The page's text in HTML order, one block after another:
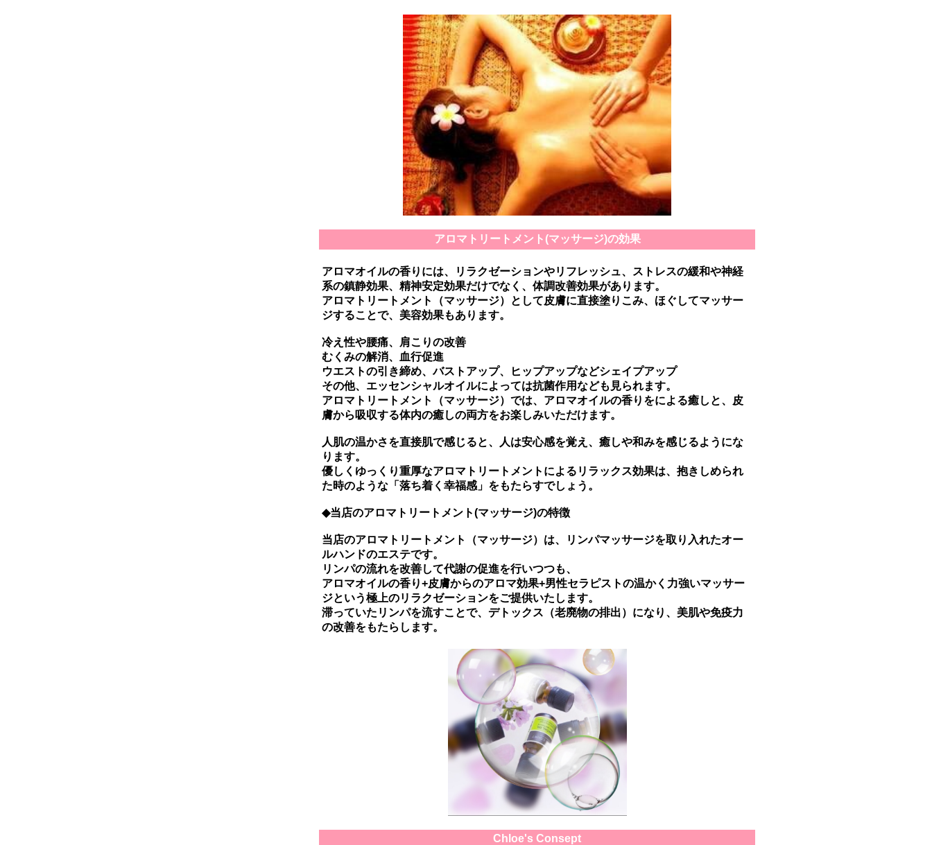
アロマトリートメント(マッサージ)の効果
アロマオイルの香りには、リラクゼーションやリフレッシュ、ストレスの緩和や神経
系の鎮静効果、精神安定効果だけでなく、体調改善効果があります。
アロマトリートメント（マッサージ）として皮膚に直接塗りこみ、ほぐしてマッサー
ジすることで、美容効果もあります。
冷え性や腰痛、肩こりの改善
むくみの解消、血行促進
ウエストの引き締め、バストアップ、ヒップアップなどシェイプアップ
その他、エッセンシャルオイルによっては抗菌作用なども見られます。
アロマトリートメント（マッサージ）では、アロマオイルの香りをによる癒しと、皮
膚から吸収する体内の癒しの両方をお楽しみいただけます。
人肌の温かさを直接肌で感じると、人は安心感を覚え、癒しや和みを感じるようにな
ります。
優しくゆっくり重厚なアロマトリートメントによるリラックス効果は、抱きしめられ
た時のような「落ち着く幸福感」をもたらすでしょう。
◆当店のアロマトリートメント(マッサージ)の特徴
当店のアロマトリートメント（マッサージ）は、リンパマッサージを取り入れたオー
ルハンドのエステです。
リンパの流れを改善して代謝の促進を行いつつも、
アロマオイルの香り+皮膚からのアロマ効果+男性セラピストの温かく力強いマッサー
ジという極上のリラクゼーションをご提供いたします。
滞っていたリンパを流すことで、デトックス（老廃物の排出）になり、美肌や免疫力
の改善をもたらします。
Chloe's Consept